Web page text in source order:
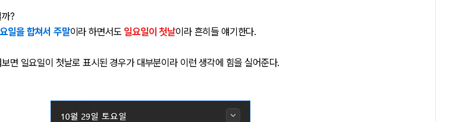
?
일을 합쳐서 주말이라 하면서도 일요일이 첫날이라 흔히들 얘기한다.
보면 일요일이 첫날로 표시된 경우가 대부분이라 이런 생각에 힘을 실어준다.